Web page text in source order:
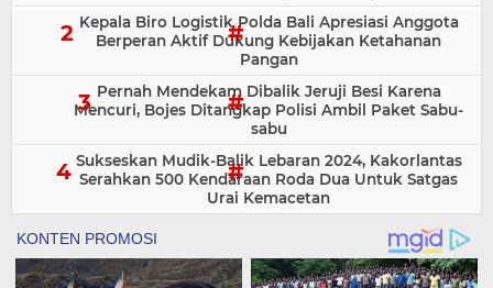
Kepala Biro Logistik Polda Bali Apresiasi Anggota
Berperan Aktif Dukung Kebijakan Ketahanan
Pangan
Pernah Mendekam Dibalik Jeruji Besi Karena
Mencuri, Bojes Ditangkap Polisi Ambil Paket Sabu-
sabu
Sukseskan Mudik-Balik Lebaran 2024, Kakorlantas
Serahkan 500 Kendaraan Roda Dua Untuk Satgas
Urai Kemacetan